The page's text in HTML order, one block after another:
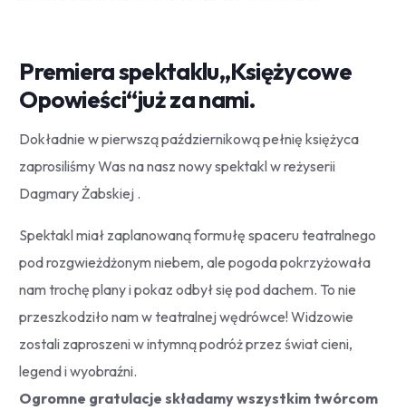
Premiera spektaklu„Księżycowe
Opowieści“już za nami.
Dokładnie w pierwszą październikową pełnię księżyca
zaprosiliśmy Was na nasz nowy spektakl w reżyserii
Dagmary Żabskiej .
Spektakl miał zaplanowaną formułę spaceru teatralnego
pod rozgwieżdżonym niebem, ale pogoda pokrzyżowała
nam trochę plany i pokaz odbył się pod dachem. To nie
przeszkodziło nam w teatralnej wędrówce! Widzowie
zostali zaproszeni w intymną podróż przez świat cieni,
legend i wyobraźni.
Ogromne gratulacje składamy wszystkim twórcom